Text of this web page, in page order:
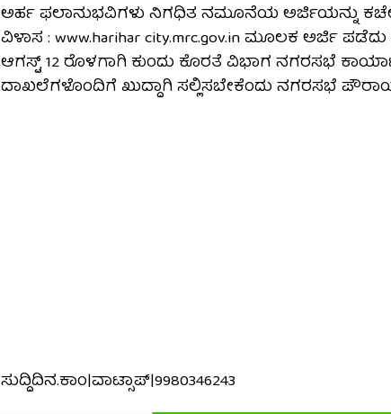
ಅರ್ಹ ಫಲಾನುಭವಿಗಳು ನಿಗಧಿತ ನಮೂನೆಯ ಅರ್ಜಿಯನ್ನು
ವಿಳಾಸ : www.harihar city.mrc.gov.in ಮೂಲಕ ಅರ್ಜಿ
ಆಗಸ್ಟ್ 12 ರೊಳಗಾಗಿ ಕುಂದು ಕೊರತೆ ವಿಭಾಗ ನಗರಸಭೆ
ದಾಖಲೆಗಳೊಂದಿಗೆ ಖುದ್ದಾಗಿ ಸಲ್ಲಿಸಬೇಕೆಂದು ನಗರಸಭೆ
ಸುದ್ದಿದಿನ.ಕಾಂ|ವಾಟ್ಸಾಪ್|9980346243